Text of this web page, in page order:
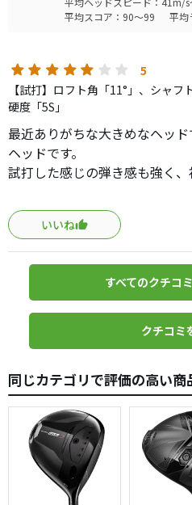
平均スコア：90～99
平均
5
【試打】ロフト角「11°」、シャ
硬度「5S」
最近ありがちな大きめなヘッ
ヘッドです。
試打した感じの弾き感も強く、
ただ思ったよりも弾道は低め
良いかもしれません。（元々
もありますが）
でもフラットなコースや打ち
も含めてかなり飛距離が出そ
大型ヘッドにありがちですが
作性を求める方には扱いにく
逆を言えば余計なことをしな
でした。
いいね
すべてのクチコ
クチコミ
同じカテゴリで評価の高い商